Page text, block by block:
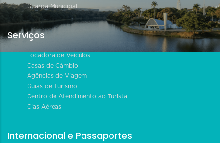
Guarda Municipal
Serviços
Locadora de Veículos
Casas de Câmbio
Agências de Viagem
Guias de Turismo
Centro de Atendimento ao Turista
Cias Aéreas
Internacional e Passaportes